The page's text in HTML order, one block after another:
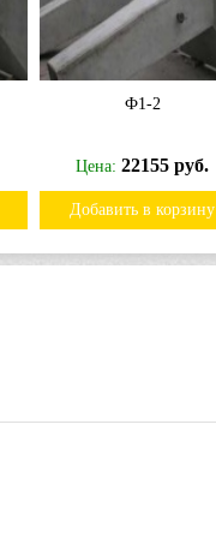
Ф1-2
Цена:22155 руб.
Добавить в корзину